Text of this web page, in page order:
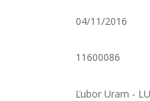
04/11/2016
11600086
Ľubor Uram -